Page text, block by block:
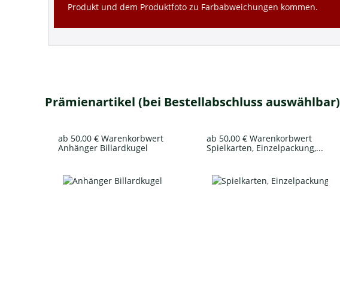
Produkt und dem Produktfoto zu Farbabweichungen kommen.
Prämienartikel (bei Bestellabschluss auswählbar)
ab 50,00 € Warenkorbwert
Anhänger Billardkugel
ab 50,00 € Warenkorbwert
Spielkarten, Einzelpackung,...